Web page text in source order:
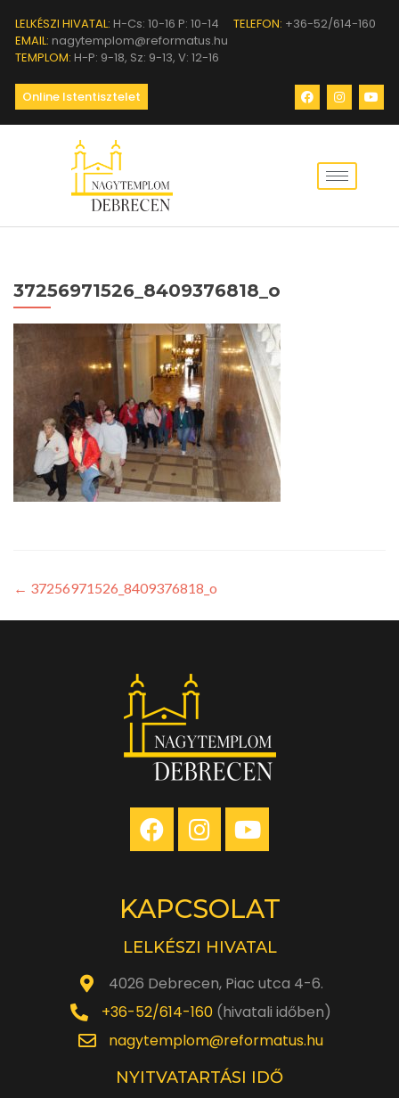
LELKÉSZI HIVATAL: H-Cs: 10-16 P: 10-14 TELEFON: +36-52/614-160
EMAIL: nagytemplom@reformatus.hu
TEMPLOM: H-P: 9-18, Sz: 9-13, V: 12-16
Online Istentisztelet
37256971526_8409376818_o
← 37256971526_8409376818_o
KAPCSOLAT
LELKÉSZI HIVATAL
4026 Debrecen, Piac utca 4-6.
+36-52/614-160(hivatali időben)
nagytemplom@reformatus.hu
NYITVATARTÁSI IDŐ